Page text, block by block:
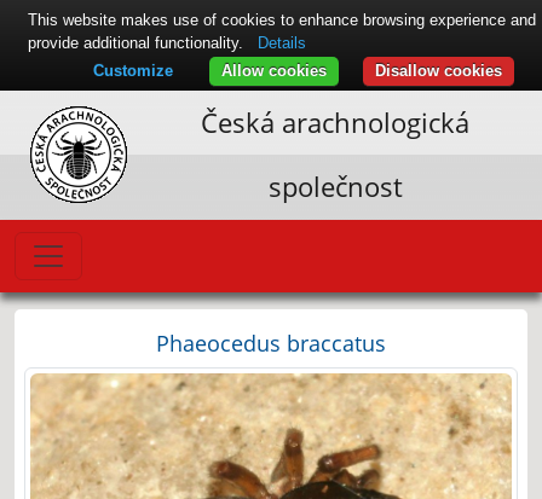
Česká arachnologická
společnost
Phaeocedus braccatus
This website makes use of cookies to enhance browsing experience and
provide additional functionality.
Details
Disallow cookies
Allow cookies
Customize